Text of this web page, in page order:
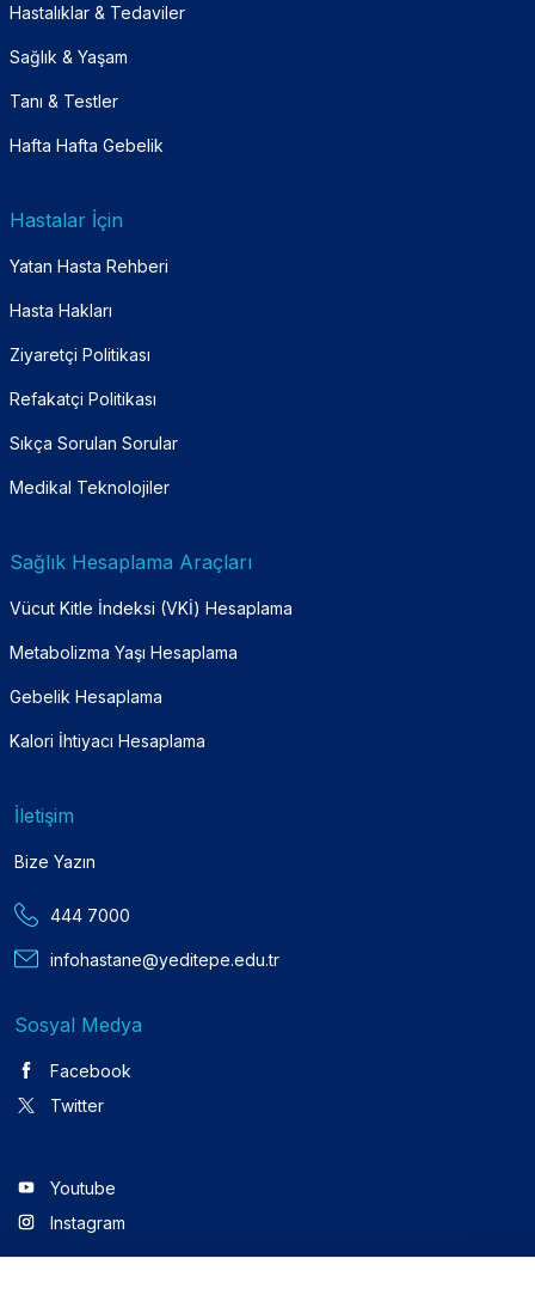
Hastalıklar & Tedaviler
Sağlık & Yaşam
Tanı & Testler
Hafta Hafta Gebelik
Hastalar İçin
Yatan Hasta Rehberi
Hasta Hakları
Ziyaretçi Politikası
Refakatçi Politikası
Sıkça Sorulan Sorular
Medikal Teknolojiler
Sağlık Hesaplama Araçları
Vücut Kitle İndeksi (VKİ) Hesaplama
Metabolizma Yaşı Hesaplama
Gebelik Hesaplama
Kalori İhtiyacı Hesaplama
İletişim
Bize Yazın
444 7000
infohastane@yeditepe.edu.tr
Sosyal Medya
Facebook
Twitter
Youtube
Instagram